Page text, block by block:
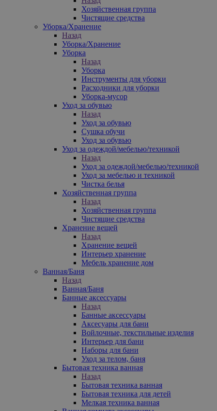
Хозяйственная группа
Чистящие средства
Уборка/Хранение
Назад
Уборка/Хранение
Уборка
Назад
Уборка
Инструменты для уборки
Расходники для уборки
Уборка-мусор
Уход за обувью
Назад
Уход за обувью
Сушка обучи
Уход за обувью
Уход за одеждой/мебелью/техникой
Назад
Уход за одеждой/мебелью/техникой
Уход за мебелью и техникой
Чистка белья
Хозяйственная группа
Назад
Хозяйственная группа
Чистящие средства
Хранение вещей
Назад
Хранение вещей
Интерьер хранение
Мебель хранение дом
Ванная/Баня
Назад
Ванная/Баня
Банные аксессуары
Назад
Банные аксессуары
Аксесуары для бани
Войлочные, текстильные изделия
Интерьер для бани
Наборы для бани
Уход за телом, баня
Бытовая техника ванная
Назад
Бытовая техника ванная
Бытовая техника для детей
Мелкая техника ванная